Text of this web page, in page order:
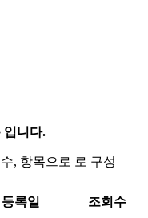
입니다.
, 항목으로 로 구성
등록일 조회수